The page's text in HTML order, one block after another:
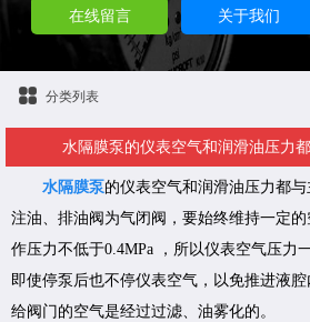
在线留言 关于我们
分类列表
水隔膜泵的仪表空气和润滑油压力
水隔膜泵的仪表空气和润滑油压力都
注油、排油阀为气闭阀，要始终维持一定
作压力不低于0.4MPa ，所以仪表空气压力
即使停泵后也不停仪表空气，以免推进液
给阀门的空气是经过过滤、油雾化的。